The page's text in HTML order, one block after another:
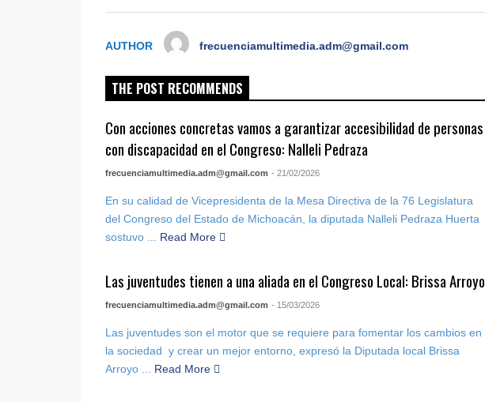
AUTHOR frecuenciamultimedia.adm@gmail.com
THE POST RECOMMENDS
Con acciones concretas vamos a garantizar accesibilidad de personas
con discapacidad en el Congreso: Nalleli Pedraza
frecuenciamultimedia.adm@gmail.com - 21/02/2026
En su calidad de Vicepresidenta de la Mesa Directiva de la 76 Legislatura
del Congreso del Estado de Michoacán, la diputada Nalleli Pedraza Huerta
sostuvo ...
Read More
Las juventudes tienen a una aliada en el Congreso Local: Brissa Arroyo
frecuenciamultimedia.adm@gmail.com - 15/03/2026
Las juventudes son el motor que se requiere para fomentar los cambios en
la sociedad y crear un mejor entorno, expresó la Diputada local Brissa
Arroyo ... Read More